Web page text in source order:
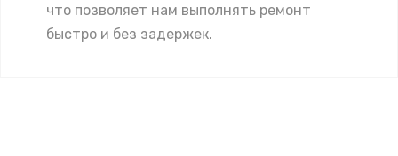
что позволяет нам выполнять ремонт
быстро и без задержек.